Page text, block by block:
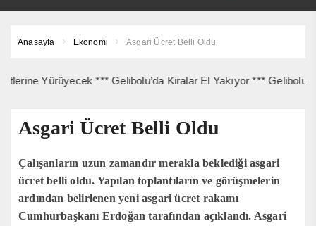
Anasayfa Ekonomi Asgari Ücret Belli Oldu
*** Gelibolu’da Kiralar El Yakıyor *** Gelibolu
Asgari Ücret Belli Oldu
Çalışanların uzun zamandır merakla beklediği asgari
ücret belli oldu. Yapılan toplantıların ve görüşmelerin
ardından belirlenen yeni asgari ücret rakamı
Cumhurbaşkanı Erdoğan tarafından açıklandı. Asgari